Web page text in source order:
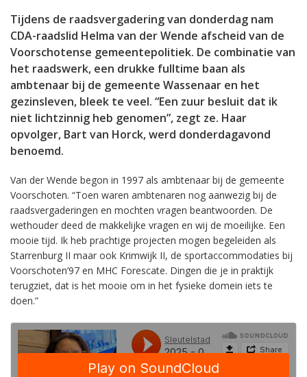
Tijdens de raadsvergadering van donderdag nam
CDA-raadslid Helma van der Wende afscheid van de
Voorschotense gemeentepolitiek. De combinatie van
het raadswerk, een drukke fulltime baan als
ambtenaar bij de gemeente Wassenaar en het
gezinsleven, bleek te veel. “Een zuur besluit dat ik
niet lichtzinnig heb genomen”, zegt ze. Haar
opvolger, Bart van Horck, werd donderdagavond
benoemd.
Van der Wende begon in 1997 als ambtenaar bij de gemeente
Voorschoten. “Toen waren ambtenaren nog aanwezig bij de
raadsvergaderingen en mochten vragen beantwoorden. De
wethouder deed de makkelijke vragen en wij de moeilijke. Een
mooie tijd. Ik heb prachtige projecten mogen begeleiden als
Starrenburg II maar ook Krimwijk II, de sportaccommodaties bij
Voorschoten’97 en MHC Forescate. Dingen die je in praktijk
terugziet, dat is het mooie om in het fysieke domein iets te
doen.”